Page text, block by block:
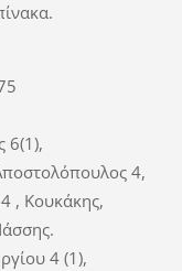
6(1),
4,
, Κουκάκης,
4 (1),